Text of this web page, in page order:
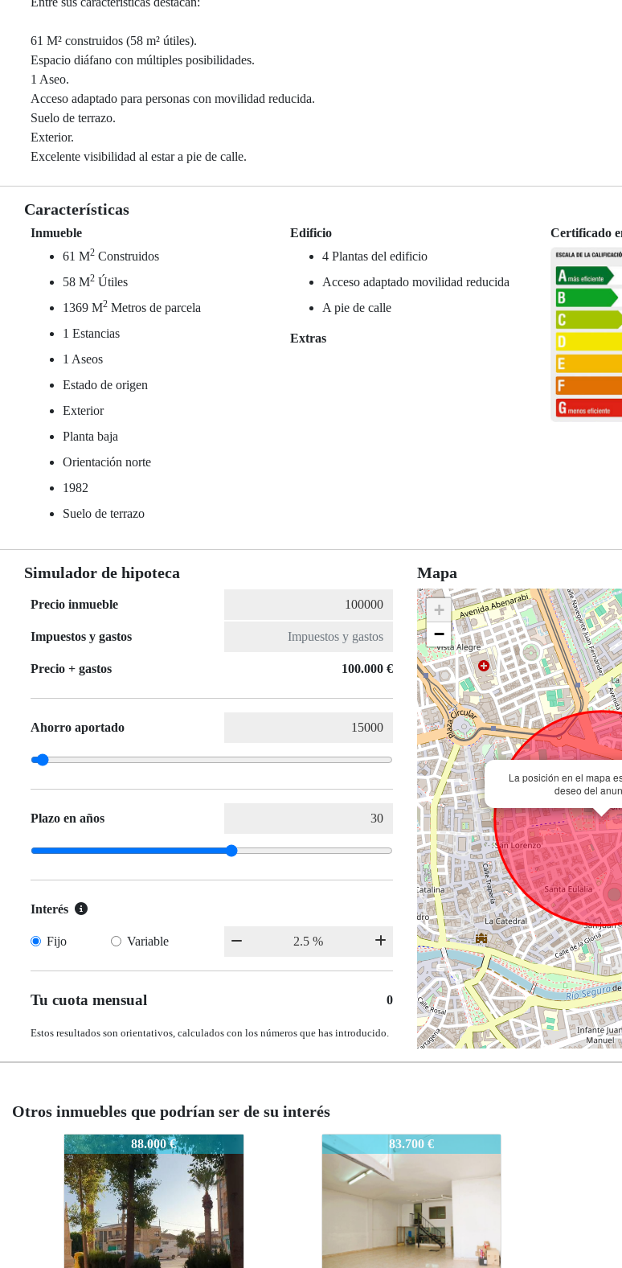
61 M² construidos (58 m² útiles).
Espacio diáfano con múltiples posibilidades.
1 Aseo.
Acceso adaptado para personas con movilidad reducida.
Suelo de terrazo.
Exterior.
Excelente visibilidad al estar a pie de calle.
Características
Inmueble
61 M2 Construidos
58 M2 Útiles
1369 M2 Metros de parcela
1 Estancias
1 Aseos
Estado de origen
Exterior
Planta baja
Orientación norte
1982
Suelo de terrazo
Edificio
4 Plantas del edificio
Acceso adaptado movilidad reducida
A pie de calle
Extras
Certificado
Simulador de hipoteca
Precio inmueble
Impuestos y gastos
Precio + gastos 100.000 €
Ahorro aportado
Plazo en años
Interés
Fijo Variable
Tu cuota mensual 0
Estos resultados son orientativos, calculados con los números que has introducido.
Mapa
La posición en el mapa
deseo del
+
−
Otros inmuebles que podrían ser de su interés
TMT6
83.700 €
TMT6 83.700 € 88.000 €